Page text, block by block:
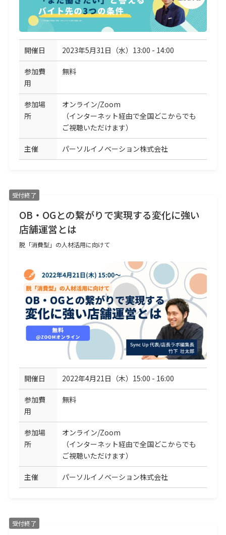
開催日 2023年5月31日（水）13:00 - 14:00
参加費
用
無料
参加場
所
オンライン/Zoom
（インターネット経由で全国どこからでも
ご視聴いただけます）
主催 パーソルイノベーション株式会社
受付終了
OB・OGとの繋がりで実現する変化に強い
店舗運営とは
脱「消費型」の人材活用に向けて
開催日 2022年4月21日（木）15:00 - 16:00
参加費
用
無料
参加場
所
オンライン/Zoom
（インターネット経由で全国どこからでも
ご視聴いただけます）
主催 パーソルイノベーション株式会社
受付終了